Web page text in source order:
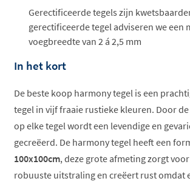
Gerectificeerde tegels zijn
gerectificeerde tegel adviseren we een
voegbreedte van 2 á 2,5 mm
In het kort
De beste koop harmony tegel is een
tegel in vijf fraaie rustieke kleuren. Door
op elke tegel wordt een levendige en
gecreëerd. De harmony tegel heeft een
100x100cm, deze grote afmeting zorgt
robuuste uitstraling en creëert rust omdat